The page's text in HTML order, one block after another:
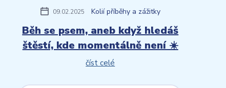
09.02.2025 Kolií příběhy a zážitky
Běh se psem, aneb když hledáš
štěstí, kde momentálně není ☀️
číst celé